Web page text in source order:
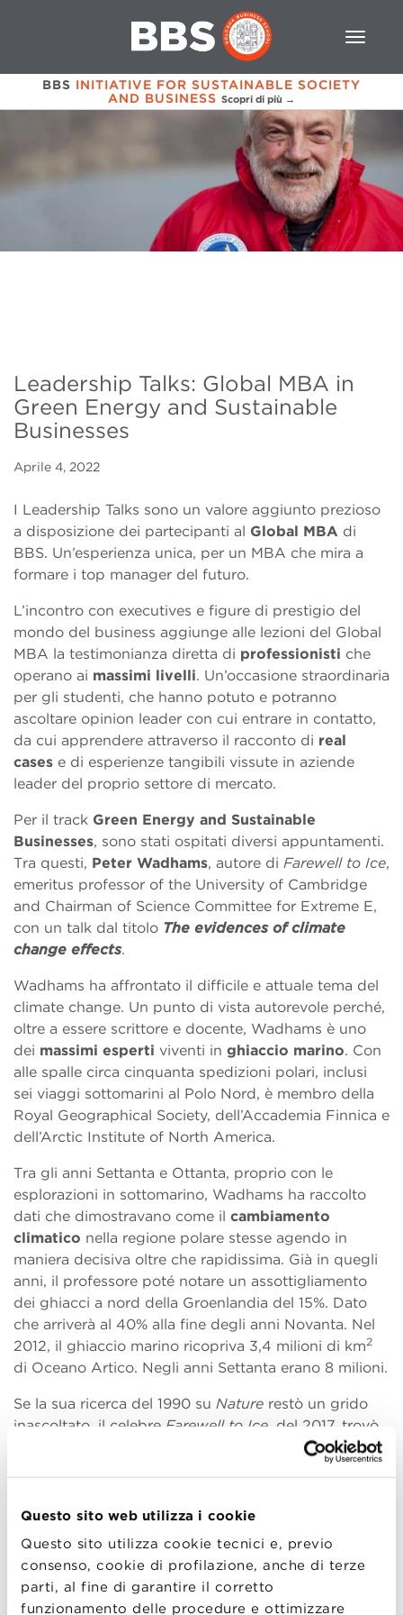
Questo sito web utilizza i cookie
Questo sito utilizza cookie tecnici e, previo
consenso, cookie di profilazione, anche di terze
parti, al fine di garantire il corretto
funzionamento delle procedure e ottimizzare
BBS INITIATIVE FOR SUSTAINABLE SOCIETY
AND BUSINESS Scopri di più →
Leadership Talks: Global MBA in
Green Energy and Sustainable
Businesses
Aprile 4, 2022
I Leadership Talks sono un valore aggiunto prezioso
a disposizione dei partecipanti al Global MBA di
BBS. Un’esperienza unica, per un MBA che mira a
formare i top manager del futuro.
L’incontro con executives e figure di prestigio del
mondo del business aggiunge alle lezioni del Global
MBA la testimonianza diretta di professionisti che
operano ai massimi livelli. Un’occasione straordinaria
per gli studenti, che hanno potuto e potranno
ascoltare opinion leader con cui entrare in contatto,
da cui apprendere attraverso il racconto di real
cases e di esperienze tangibili vissute in aziende
leader del proprio settore di mercato.
Per il track Green Energy and Sustainable
Businesses, sono stati ospitati diversi appuntamenti.
Tra questi, Peter Wadhams, autore di Farewell to Ice,
emeritus professor of the University of Cambridge
and Chairman of Science Committee for Extreme E,
con un talk dal titolo The evidences of climate
change effects.
Wadhams ha affrontato il difficile e attuale tema del
climate change. Un punto di vista autorevole perché,
oltre a essere scrittore e docente, Wadhams è uno
dei massimi esperti viventi in ghiaccio marino. Con
alle spalle circa cinquanta spedizioni polari, inclusi
sei viaggi sottomarini al Polo Nord, è membro della
Royal Geographical Society, dell’Accademia Finnica e
dell’Arctic Institute of North America.
Tra gli anni Settanta e Ottanta, proprio con le
esplorazioni in sottomarino, Wadhams ha raccolto
dati che dimostravano come il cambiamento
climatico nella regione polare stesse agendo in
maniera decisiva oltre che rapidissima. Già in quegli
anni, il professore poté notare un assottigliamento
dei ghiacci a nord della Groenlandia del 15%. Dato
che arriverà al 40% alla fine degli anni Novanta. Nel
2012, il ghiaccio marino ricopriva 3,4 milioni di km2
di Oceano Artico. Negli anni Settanta erano 8 milioni.
Se la sua ricerca del 1990 su Nature restò un grido
inascoltato, il celebre Farewell to Ice , del 2017, trovò
invece ampia audience. Leonardo Di Caprio, per
, basato sulle
ha potuto spiegare come questa riduzione di
del
permafrost
e del conseguente rilascio
nell’atmosfera di gas serra. Questi, primo fra tutti
l’anidride carbonica, sono alla base del riscaldamento